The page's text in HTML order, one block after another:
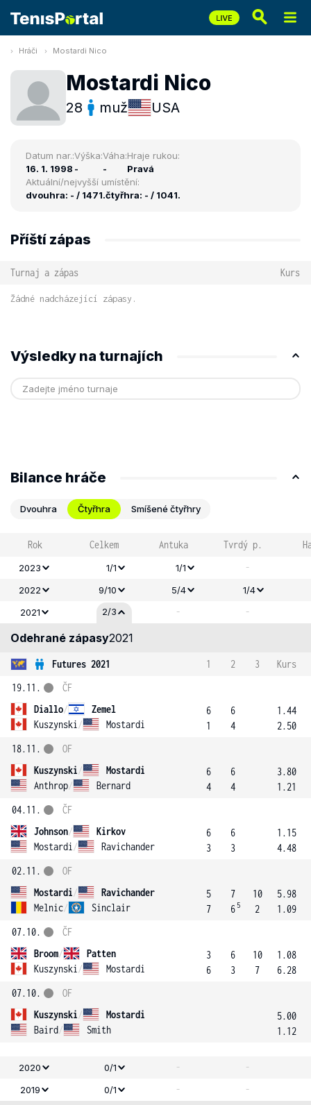
Hráči Mostardi Nico
Mostardi Nico
28 muž USA
Datum nar.:
16. 1. 1998
Výška:
-
Váha:
-
Hraje rukou:
Pravá
Aktuální/nejvyšší umístění:
dvouhra: - / 1471.čtyřhra: - / 1041.
Příští zápas
Turnaj a zápas Kurs
Žádné nadcházející zápasy.
Výsledky na turnajích
Bilance hráče
Dvouhra Čtyřhra Smíšené čtyřhry
Rok Celkem Antuka Tvrdý p.
2023 1/1 1/1 -
2022 9/10 5/4 1/4
2021
2/3 - -
Odehrané zápasy2021
Futures 2021 1 2 3
Kurs
19.11.
Diallo/
Zemel
Kuszynski / Mostardi
ČF
6
1
6
4
1.44
2.50
18.11.
Kuszynski/
Mostardi
Anthrop/ Bernard
OF
6
4
6
4
3.80
1.21
04.11.
Johnson/
Kirkov
Mostardi / Ravichander
ČF
6
3
6
3
1.15
4.48
02.11.
Mostardi/
Ravichander
Melnic/ Sinclair
OF
5
7
7
6 5
10
2
5.98
1.09
07.10.
Broom/
Patten
Kuszynski / Mostardi
ČF
3
6
6
3
10
7
1.08
6.28
07.10.
Kuszynski/
Mostardi
Baird/ Smith
OF
5.00
1.12
2020 0/1 - -
2019 0/1 -
-